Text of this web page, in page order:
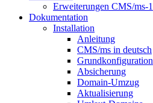
Erweiterungen CMS/ms-1
Dokumentation
Installation
Anleitung
CMS/ms in deutsch
Grundkonfiguration
Absicherung
Domain-Umzug
Aktualisierung